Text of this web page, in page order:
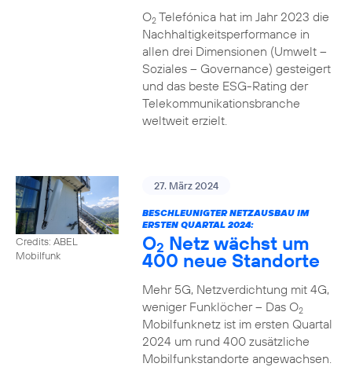
O2Telefónica hat im Jahr 2023 die
Nachhaltigkeitsperformance in
allen drei Dimensionen (Umwelt –
Soziales – Governance) gesteigert
und das beste ESG-Rating der
Telekommunikationsbranche
weltweit erzielt.
Credits: ABEL
Mobilfunk
27. März 2024
BESCHLEUNIGTER NETZAUSBAU IM
ERSTEN QUARTAL 2024:
O2 Netz wächst um
400 neue Standorte
Mehr 5G, Netzverdichtung mit 4G,
weniger Funklöcher – Das O2
Mobilfunknetz ist im ersten Quartal
2024 um rund 400 zusätzliche
Mobilfunkstandorte angewachsen.